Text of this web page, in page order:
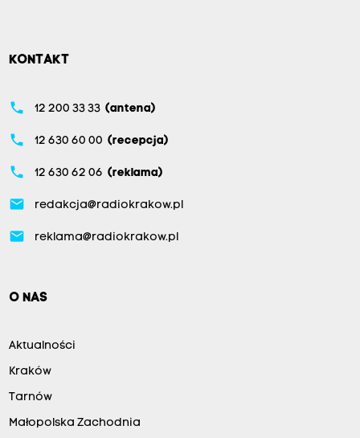
KONTAKT
phone 12 200 33 33 (antena)
phone 12 630 60 00 (recepcja)
phone 12 630 62 06 (reklama)
email redakcja@radiokrakow.pl
email reklama@radiokrakow.pl
O NAS
Aktualności
Kraków
Tarnów
Małopolska Zachodnia